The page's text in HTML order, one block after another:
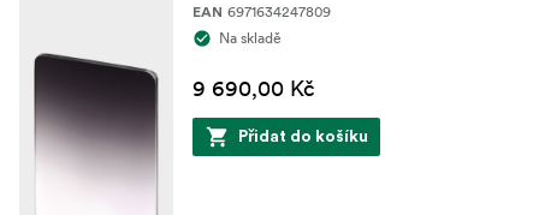
EAN 6971634247809
Na skladě
9 690,00 Kč
Přidat do košíku